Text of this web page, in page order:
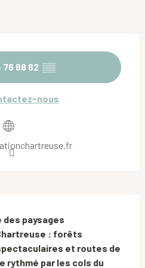
76 88 62 ▒▒
nous
des paysages
: forêts
et routes de
rythmé par les cols du